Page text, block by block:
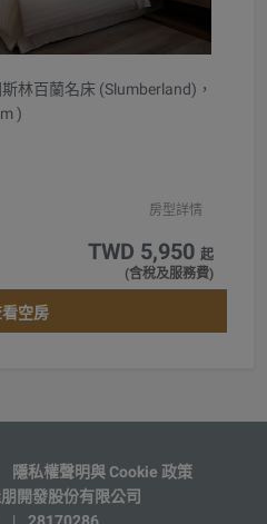
林百蘭名床 (Slumberland)，
)
房型詳情
TWD 5,950 起
(含稅及服務費)
看空房
隱私權聲明與 Cookie 政策
開發股份有限公司
| 28170286